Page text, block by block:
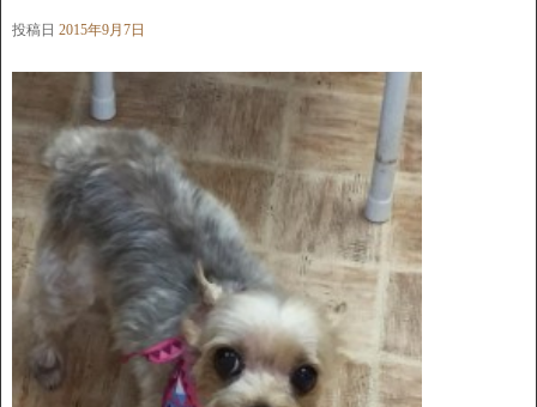
投稿日 2015年9月7日